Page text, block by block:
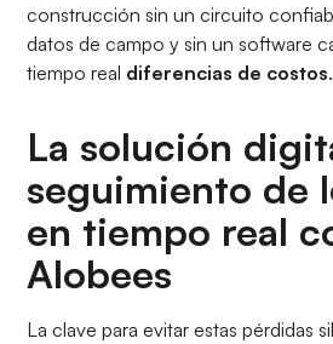
construcción sin un circuito
datos de campo y sin un software
tiempo real diferencias de costos.
La solución
seguimiento de
en tiempo real
Alobees
La clave para evitar estas pérdidas